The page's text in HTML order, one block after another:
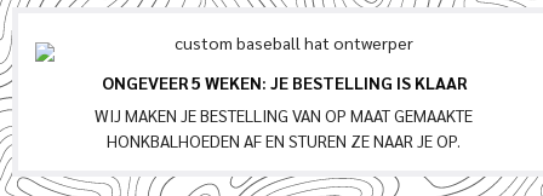
ONGEVEER 5 WEKEN: JE BESTELLING IS KLAAR
WIJ MAKEN JE BESTELLING VAN OP MAAT GEMAAKTE
HONKBALHOEDEN AF EN STUREN ZE NAAR JE OP.